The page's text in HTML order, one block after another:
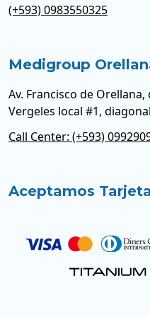
(+593) 0983550325
Medigroup
Av. Francisco de
Vergeles local #1,
Call Center: (+593)
Aceptamos